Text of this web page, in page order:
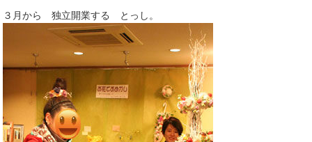
３月から 独立開業する とっし。